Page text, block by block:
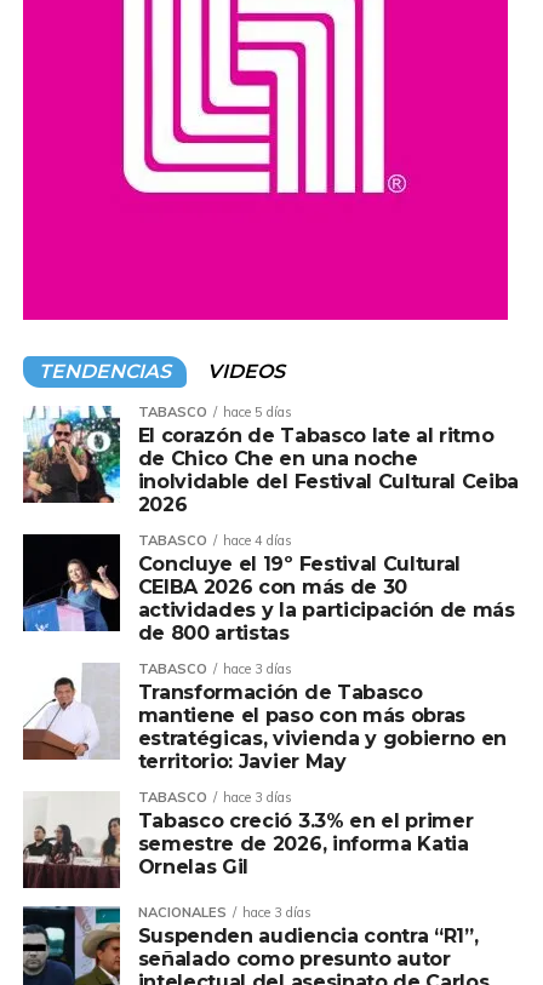
Organizaciones y ciudadanos han pedido que las
investigaciones se realicen con transparencia y que, en
caso de confirmarse irregularidades, se determinen las
responsabilidades conforme a la legislación vigente.
TENDENCIAS VIDEOS
TABASCO hace 5 días
El corazón de Tabasco late al ritmo
de Chico Che en una noche
inolvidable del Festival Cultural Ceiba
2026
TABASCO hace 4 días
Concluye el 19º Festival Cultural
CEIBA 2026 con más de 30
actividades y la participación de más
de 800 artistas
TABASCO hace 3 días
Transformación de Tabasco
mantiene el paso con más obras
estratégicas, vivienda y gobierno en
territorio: Javier May
TABASCO hace 3 días
Tabasco creció 3.3% en el primer
semestre de 2026, informa Katia
Ornelas Gil
NACIONALES hace 3 días
Suspenden audiencia contra “R1”,
señalado como presunto autor